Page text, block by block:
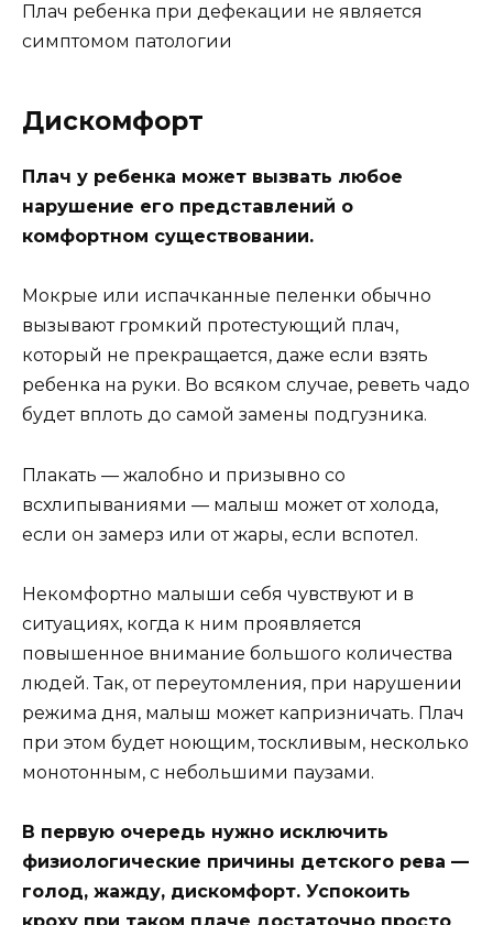
Плач ребенка при дефекации не является
симптомом патологии
Дискомфорт
Плач у ребенка может вызвать любое
нарушение его представлений о
комфортном существовании.
Мокрые или испачканные пеленки обычно
вызывают громкий протестующий плач,
который не прекращается, даже если взять
ребенка на руки. Во всяком случае, реветь чадо
будет вплоть до самой замены подгузника.
Плакать — жалобно и призывно со
всхлипываниями — малыш может от холода,
если он замерз или от жары, если вспотел.
Некомфортно малыши себя чувствуют и в
ситуациях, когда к ним проявляется
повышенное внимание большого количества
людей. Так, от переутомления, при нарушении
режима дня, малыш может капризничать. Плач
при этом будет ноющим, тоскливым, несколько
монотонным, с небольшими паузами.
В первую очередь нужно исключить
физиологические причины детского рева —
голод, жажду, дискомфорт. Успокоить